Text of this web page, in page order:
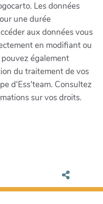
Les données
une durée
aux données vous
en modifiant ou
également
du traitement de vos
d'Ess'team. Consultez
sur vos droits.